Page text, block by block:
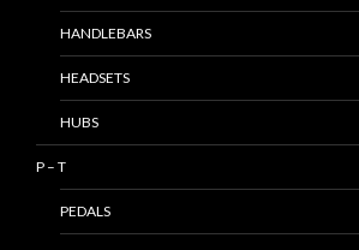
HANDLEBARS
HEADSETS
HUBS
P – T
PEDALS